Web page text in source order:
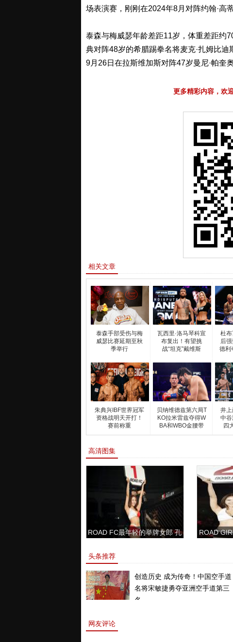
场表演赛，刚刚在2024年8月对阵约翰·高
泰森与梅威瑟年龄差距11岁，体重差距约
典对阵48岁的希腊踢拳名将麦克·扎姆比
9月26日在拉斯维加斯对阵47岁曼尼·帕奎
更多精彩内容，欢
相关文章
泰森手部受伤与梅
威瑟比赛延期至秋
季举行
瓦西里·洛马琴科宣
布复出！有望挑
战“坦克”戴维斯
杜布
后
德利
朱典兴IBF世界冠军
资格战明天开打！
赛前称重
贝纳维德兹第六局T
KO拉米雷兹夺得W
BA和WBO金腰带
井
中
四
高清图集
ROAD FC最年轻的举牌女郎 孔
ROAD
头条推荐
创造历史 成为传奇！中国空手道
名将宋敏捷勇夺亚洲空手道第三
名。
网友评论